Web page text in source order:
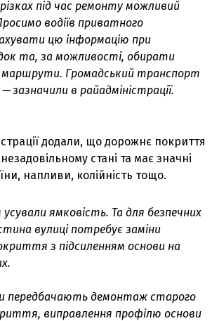
під час ремонту можливий
водіїв приватного
цю інформацію при
та, за можливості, обирати
Громадський транспорт
зазначили в райадміністрації.
додали, що дорожнє покриття
стані та має значні
напливи, колійність тощо.
ямковість. Та для безпечних
вулиці потребує заміни
з підсиленням основи на
передбачають демонтаж старого
виправлення профілю основи